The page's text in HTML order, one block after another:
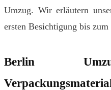
Umzug. Wir erläutern
ersten Besichtigung bis zum
Berlin